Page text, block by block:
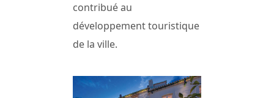
contribué au
développement touristique
de la ville.